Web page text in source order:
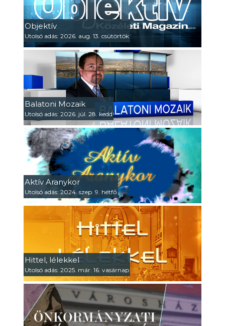
Objektív
Utolsó adás: 2026. aug. 13. csütörtök
Balatoni Mozaik
Utolsó adás: 2026. júl. 28. kedd
Aktív Aranykor
Utolsó adás: 2024. szep. 9. hétfő
Hittel, lélekkel
Utolsó adás: 2025. már. 16. vasárnap